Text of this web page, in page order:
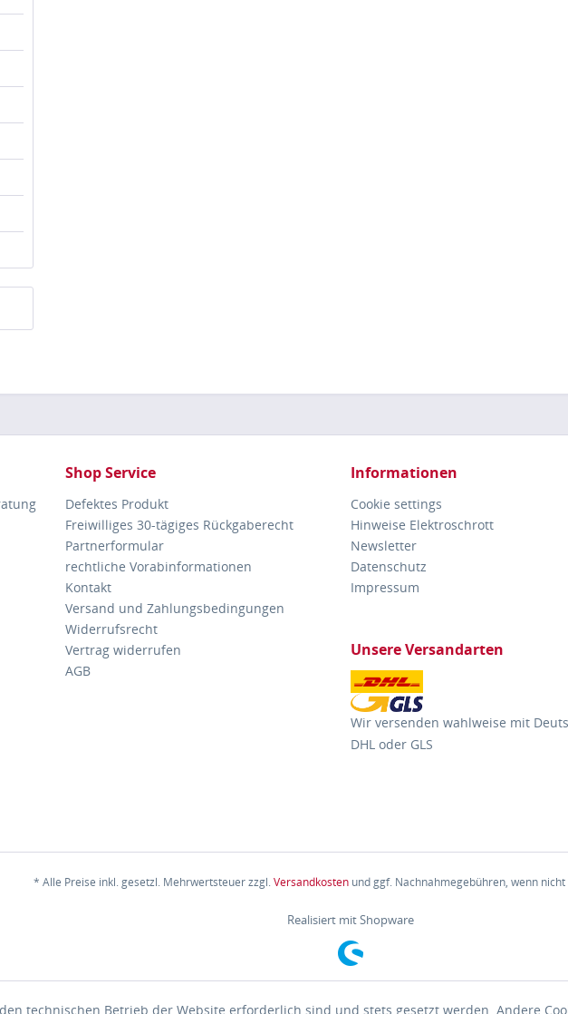
Shop Service
Defektes Produkt
Freiwilliges 30-tägiges Rückgaberecht
Partnerformular
rechtliche Vorabinformationen
Kontakt
Versand und Zahlungsbedingungen
Widerrufsrecht
Vertrag widerrufen
AGB
Informationen
Cookie settings
Hinweise Elektroschrott
Newsletter
Datenschutz
Impressum
Unsere Versandarten
Wir versenden wahlweise mit
DHL oder GLS
* Alle Preise inkl. gesetzl. Mehrwertsteuer zzgl.Versandkostenund ggf. Nachnahmegebühren, wenn
Realisiert mit Shopware
technischen Betrieb der Website erforderlich sind und stets gesetzt werden. Andere